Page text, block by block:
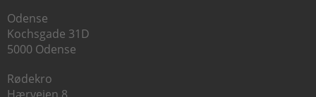
Odense
Kochsgade 31D
5000 Odense
Rødekro